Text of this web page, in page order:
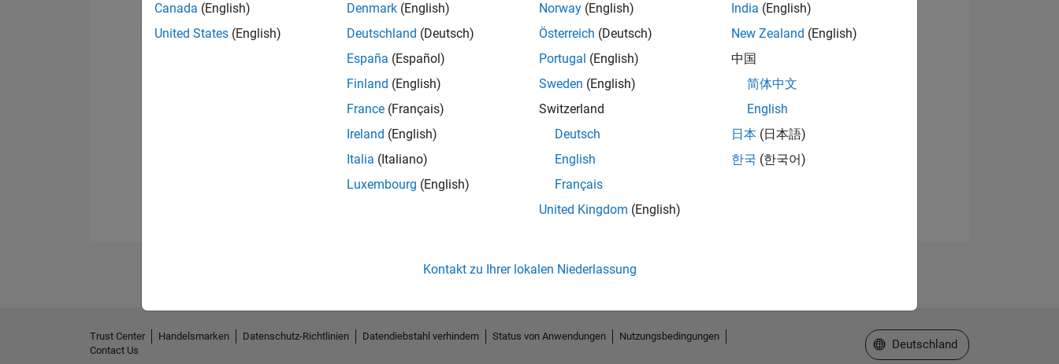
No Endorsements received
Canada (English)
United States (English)
Denmark (English)
Deutschland (Deutsch)
España (Español)
Finland (English)
France (Français)
Ireland (English)
Italia (Italiano)
Luxembourg (English)
Norway (English)
Österreich (Deutsch)
Portugal (English)
Sweden (English)
Switzerland
Deutsch
English
Français
United Kingdom (English)
India (English)
New Zealand (English)
中国
简体中文
English
日本 (日本語)
한국 (한국어)
Kontakt zu Ihrer lokalen Niederlassung
Trust Center Handelsmarken Datenschutz-Richtlinien Datendiebstahl verhindern Status von Anwendungen
Nutzungsbedingungen
Contact Us
Website auswählen
Deutschland